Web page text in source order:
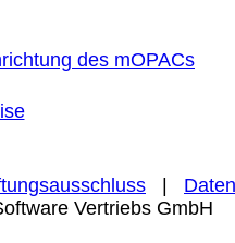
des mOPACs
|
Vertriebs GmbH